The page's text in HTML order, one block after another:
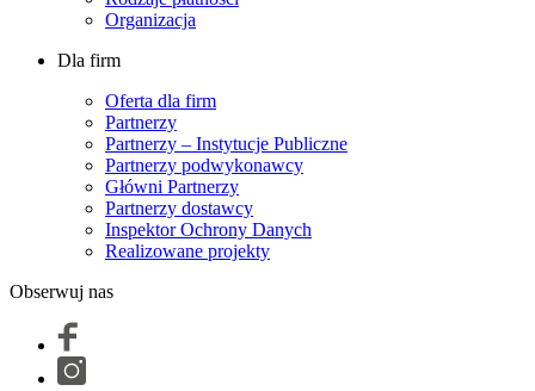
Organizacja
Dla firm
Oferta dla firm
Partnerzy
Partnerzy – Instytucje Publiczne
Partnerzy podwykonawcy
Główni Partnerzy
Partnerzy dostawcy
Inspektor Ochrony Danych
Realizowane projekty
Obserwuj nas